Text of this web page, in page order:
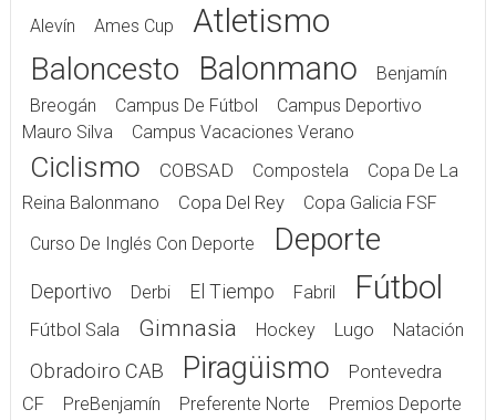
Alevín Ames Cup Atletismo
Baloncesto Balonmano
Benjamín
Breogán
Campus De Fútbol
Campus Deportivo
Mauro Silva
Campus Vacaciones Verano
Ciclismo COBSAD Compostela
Copa De La
Reina Balonmano
Copa Del Rey
Copa Galicia FSF
Curso De Inglés Con Deporte
Deporte
Deportivo Derbi El Tiempo Fabril Fútbol
Fútbol Sala Gimnasia Hockey Lugo Natación
Obradoiro CAB Piragüismo
Pontevedra
CF
PreBenjamín Preferente Norte
Premios Deporte